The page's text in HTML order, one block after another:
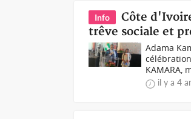
Info
Côte
trêve sociale et
Adama
KAMARA,
il y a 4